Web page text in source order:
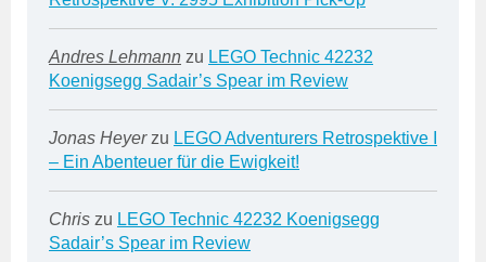
Andres Lehmann zu LEGO Technic 42232
Koenigsegg Sadair’s Spear im Review
Jonas Heyerzu LEGO Adventurers Retrospektive I
– Ein Abenteuer für die Ewigkeit!
Chris zu LEGO Technic 42232 Koenigsegg
Sadair’s Spear im Review